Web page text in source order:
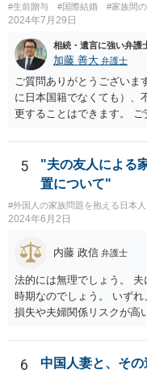
#生前贈与 #国際結婚 #家族間
2024年7月29日
相続・遺言に強い弁護
加藤 善大 弁護士
ご質問ありがとうございま
に日本国籍でなくても）、
更することはできます。
でしょうか。）と一緒に、
ス等を求めることをお勧
5
"夫の友人による
置について"
#外国人の家族問題を抱える日本人
2024年6月2日
内藤 政信 弁護士
法的には無理でしょう。
時期なのでしょう。 いず
損失や夫婦関係リスクが高
6 中国人妻と、そ